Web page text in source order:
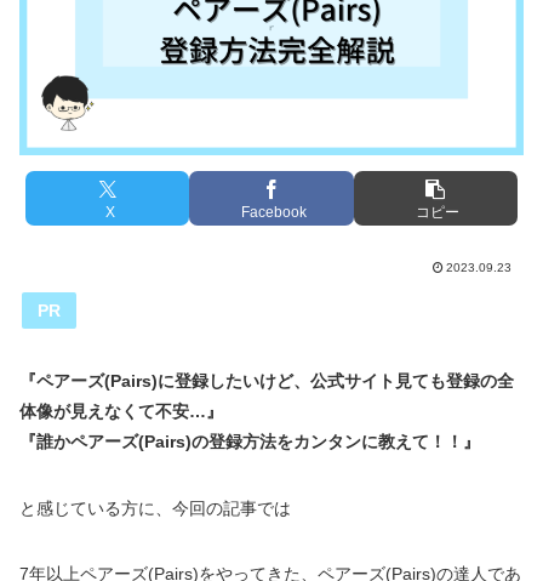
X Facebook コピー
2023.09.23
PR
『ペアーズ(Pairs)に登録したいけど、公式サイト見ても登録の全
体像が見えなくて不安…』
『誰かペアーズ(Pairs)の登録方法をカンタンに教えて！！』
と感じている方に、今回の記事では
7年以上ペアーズ(Pairs)をやってきた、ペアーズ(Pairs)の達人であ